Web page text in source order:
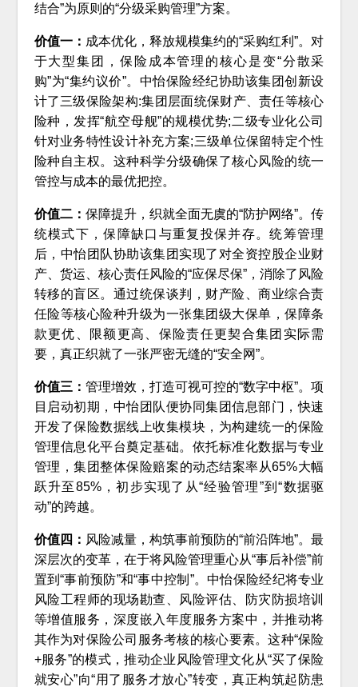
结合”为原则的“分级采购管理”方案。
价值一： 成本优化，释放规模集约的“采购红利”。对
于大型集团，保险成本管理的核心是变“分散采
购”为“集约议价”。中怡保险经纪协助该集团创新设
计了三级保险架构:集团层面统保财产、责任等核心
险种，发挥“航空母舰”的规模优势;二级专业化公司
针对业务特性设计补充方案;三级单位保留特定个性
险种自主权。这种科学分级确保了核心风险的统一
管控与成本的最优把控。
价值二： 保障提升，织就全面无虞的“防护网络”。传
统模式下，保障缺口与重复投保并存。统筹管理
后，中怡团队协助该集团实现了对全资控股企业财
产、货运、核心责任风险的“应保尽保”，消除了风险
转移的盲区。通过统保谈判，财产险、商业综合责
任险等核心险种升级为一张集团级大保单，保障条
款更优、限额更高、保险责任更契合集团实际需
要，真正织就了一张严密无缝的“安全网”。
价值三： 管理增效，打造可视可控的“数字中枢”。项
目启动初期，中怡团队便协同集团信息部门，快速
开发了保险数据线上收集模块，为构建统一的保险
管理信息化平台奠定基础。依托标准化数据与专业
管理，集团整体保险赔案的动态结案率从65%大幅
跃升至85%，初步实现了从“经验管理”到“数据驱
动”的跨越。
价值四： 风险减量，构筑事前预防的“前沿阵地”。最
深层次的变革，在于将风险管理重心从“事后补偿”前
置到“事前预防”和“事中控制”。中怡保险经纪将专业
风险工程师的现场勘查、风险评估、防灾防损培训
等增值服务，深度嵌入年度服务方案中，并推动将
其作为对保险公司服务考核的核心要素。这种“保险
+服务”的模式，推动企业风险管理文化从“买了保险
就安心”向“用了服务才放心”转变，真正构筑起防患